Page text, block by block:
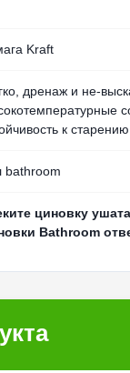
Kraft
дренаж и не-
к старению
bathroom
циновку
Bathroom